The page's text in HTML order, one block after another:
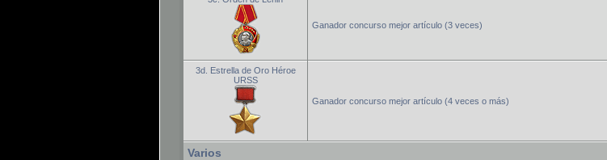
Ganador concurso mejor artículo (3 veces)
3d. Estrella de Oro Héroe
URSS
Ganador concurso mejor artículo (4 veces o más)
Varios